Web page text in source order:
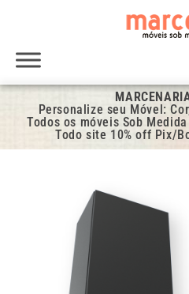
Personalize seu Móvel:
Todos os móveis Sob
Todo site 10% off Pix/